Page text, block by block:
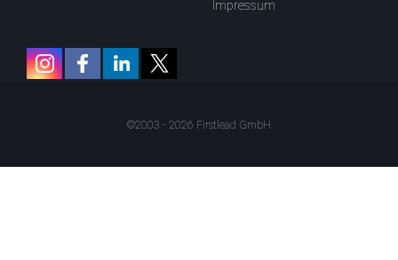
Impressum
©2003 - 2026 Firstlead GmbH